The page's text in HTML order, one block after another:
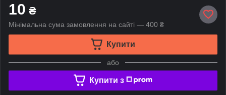
10 ₴
Мінімальна сума замовлення на сайті — 400 ₴
Купити
або
Купити з